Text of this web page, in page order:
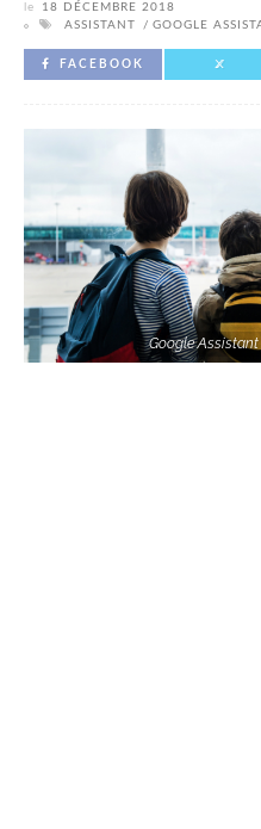
le
18 DÉCEMBRE 2018
ASSISTANT
GOOGLE
FACEBOOK
Google